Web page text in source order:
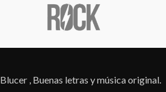
Blucer , Buenas letras y música original.